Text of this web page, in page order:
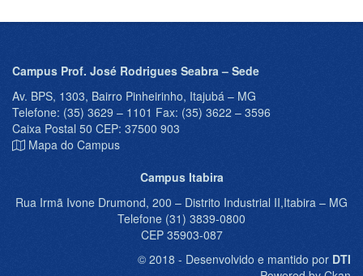
Campus Prof. José Rodrigues Seabra – Sede
Av. BPS, 1303, Bairro Pinheirinho, Itajubá – MG
Telefone: (35) 3629 – 1101 Fax: (35) 3622 – 3596
Caixa Postal 50 CEP: 37500 903
Mapa do Campus
Campus Itabira
Rua Irmã Ivone Drumond, 200 – Distrito Industrial II,Itabira – MG
Telefone (31) 3839-0800
CEP 35903-087
© 2018 - Desenvolvido e mantido por DTI